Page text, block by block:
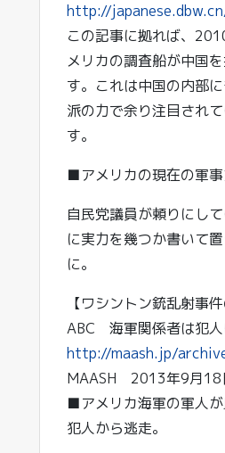
http://
この記事に拠れば、
メリカの調査船が中国
す。これは中国の内部
派の力で余り注目され
す。
■アメリカの現在の軍
自民党議員が頼りにし
に実力を幾つか書いて
に。
【ワシントン銃乱射事
ABC 海軍関係者は犯人
http://maash.jp/
MAASH 2013年9月18
■アメリカ海軍の軍人が
犯人から逃走。